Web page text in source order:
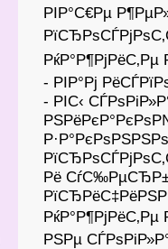
РІР°С€Рµ
- РІР°Рј
- РІС‹
Рё
РЅРµ